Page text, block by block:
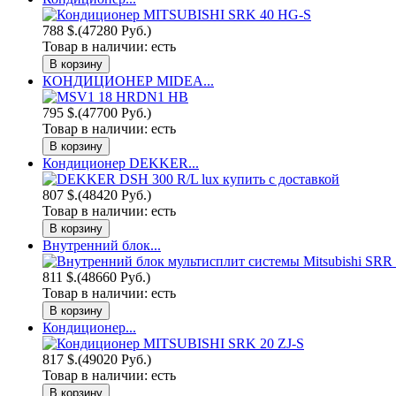
788 $.(47280 Руб.)
Товар в наличии: есть
КОНДИЦИОНЕР MIDEA...
795 $.(47700 Руб.)
Товар в наличии: есть
Кондиционер DEKKER...
807 $.(48420 Руб.)
Товар в наличии: есть
Внутренний блок...
811 $.(48660 Руб.)
Товар в наличии: есть
Кондиционер...
817 $.(49020 Руб.)
Товар в наличии: есть